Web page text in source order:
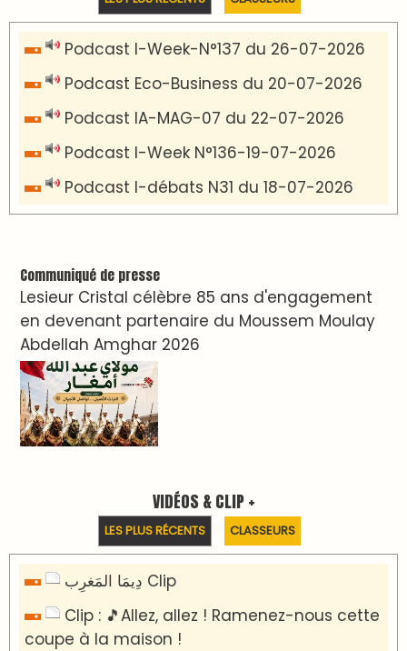
Podcast I-Week-N°137 du 26-07-2026
Podcast Eco-Business du 20-07-2026
Podcast IA-MAG-07 du 22-07-2026
Podcast I-Week N°136-19-07-2026
Podcast I-débats N31 du 18-07-2026
Communiqué de presse
Lesieur Cristal célèbre 85 ans d'engagement
en devenant partenaire du Moussem Moulay
Abdellah Amghar 2026
VIDÉOS & CLIP +
LES PLUS RÉCENTS CLASSEURS
دِيمَا المَغرِب Clip
Clip : 🎵Allez, allez ! Ramenez-nous cette
coupe à la maison !